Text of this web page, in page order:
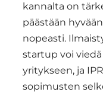
kannalta on
päästään
nopeasti.
startup voi
yritykseen, ja
sopimusten